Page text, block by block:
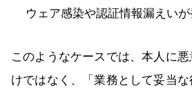
ウェア感染や認証情報漏えいが
このようなケースでは、本人に
けではなく、「業務として妥当